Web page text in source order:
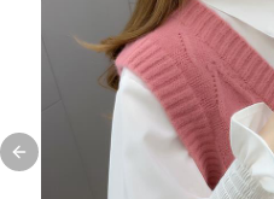
Previous slide